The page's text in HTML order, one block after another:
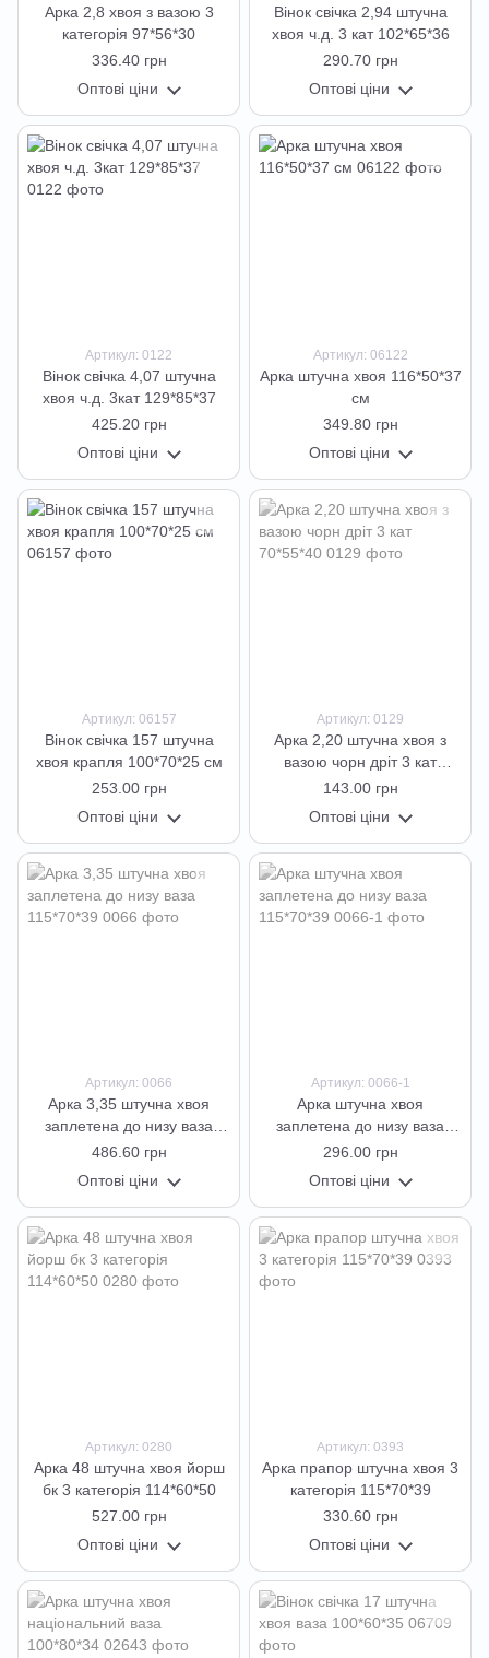
Арка 2,8 хвоя з вазою 3
категорія 97*56*30
336.40 грн
Оптові ціни
Вінок свічка 2,94 штучна
хвоя ч.д. 3 кат 102*65*36
290.70 грн
Оптові ціни
Артикул: 0122
Вінок свічка 4,07 штучна
хвоя ч.д. 3кат 129*85*37
425.20 грн
Оптові ціни
Артикул: 06122
Арка штучна хвоя 116*50*37
см
349.80 грн
Оптові ціни
Артикул: 06157
Вінок свічка 157 штучна
хвоя крапля 100*70*25 см
253.00 грн
Оптові ціни
Артикул: 0129
Арка 2,20 штучна хвоя з
вазою чорн дріт 3 кат
70*55*40
143.00 грн
Оптові ціни
Артикул: 0066
Арка 3,35 штучна хвоя
заплетена до низу ваза
115*70*39
486.60 грн
Оптові ціни
Артикул: 0066-1
Арка штучна хвоя
заплетена до низу ваза
115*70*39
296.00 грн
Оптові ціни
Артикул: 0280
Арка 48 штучна хвоя йорш
бк 3 категорія 114*60*50
527.00 грн
Оптові ціни
Артикул: 0393
Арка прапор штучна хвоя 3
категорія 115*70*39
330.60 грн
Оптові ціни